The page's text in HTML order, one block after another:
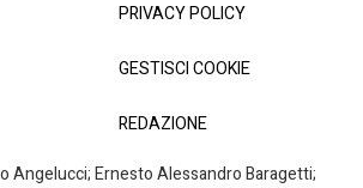
PRIVACY POLICY
GESTISCI COOKIE
REDAZIONE
Angelucci; Ernesto Alessandro Baragetti;